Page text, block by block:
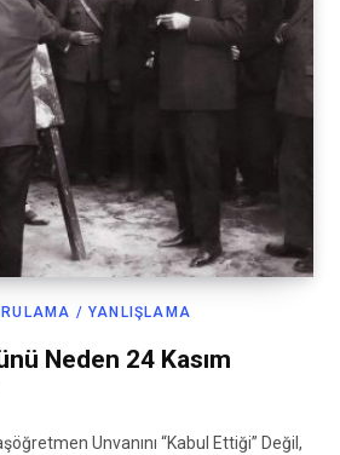
/ YANLIŞLAMA
Neden 24 Kasım
Unvanını “Kabul Ettiği” Değil,